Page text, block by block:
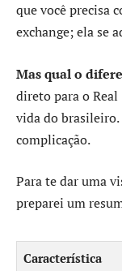
que você precisa
exchange; ela se
Mas qual o
direto para o
vida do brasileiro.
complicação.
Para te dar uma
preparei um
Característica